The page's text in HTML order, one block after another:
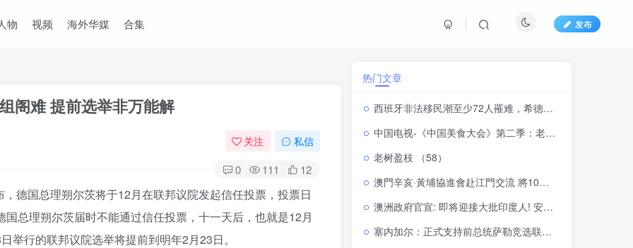
物 视频 海外华媒 合集 发布
阁难 提前选举非万能解
关注 私信
0 111 12
德国总理朔尔茨将于12月在联邦议院发起信任投票，投票日
总理朔尔茨届时不能通过信任投票，十一天后，也就是12月
举行的联邦议院选举将提前到明年2月23日。
热门文章
西班牙非法移民潮至少72人罹难，希德意等22国领导人签署联名信
中国电视-《中国美食大会》第二季：老味道焕发新活力
老树盈枝 （58）
澳門辛亥·黃埔協進會赴江門交流 將10月舉辦口述歷史座談會
澳洲政府官宣: 即将迎接大批印度人! 安排培训, 全家人都能一起来! 疯狂抢占名额
塞内加尔：正式支持前总统萨勒竞选联合国秘书长